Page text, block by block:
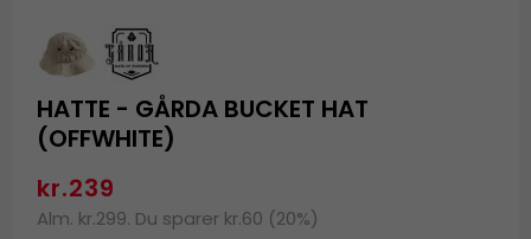
HATTE - GÅRDA BUCKET HAT
(OFFWHITE)
kr.239
Alm. kr.299. Du sparer kr.60 (20%)